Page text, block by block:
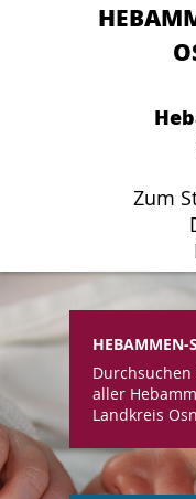
Zum
Zum
HEBAMMEN-
aller
Landkreis